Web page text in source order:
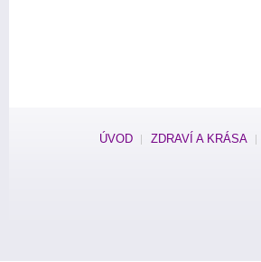
ÚVOD ZDRAVÍ A KRÁSA